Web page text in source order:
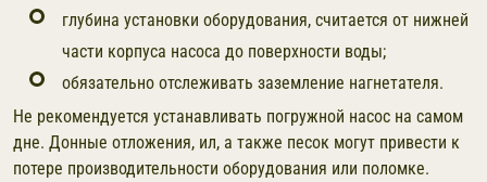
глубина установки оборудования, считается от нижней
части корпуса насоса до поверхности воды;
обязательно отслеживать заземление нагнетателя.
Не рекомендуется устанавливать погружной насос на самом
дне. Донные отложения, ил, а также песок могут привести к
потере производительности оборудования или поломке.